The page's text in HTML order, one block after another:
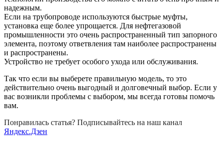
надежным.
Если на трубопроводе используются быстрые муфты,
установка еще более упрощается. Для нефтегазовой
промышленности это очень распространенный тип запорного
элемента, поэтому ответвления там наиболее распространены
и распространены.
Устройство не требует особого ухода или обслуживания.
Так что если вы выберете правильную модель, то это
действительно очень выгодный и долговечный выбор. Если у
вас возникли проблемы с выбором, мы всегда готовы помочь
вам.
Понравилась статья? Подписывайтесь на наш канал
Яндекс.Дзен